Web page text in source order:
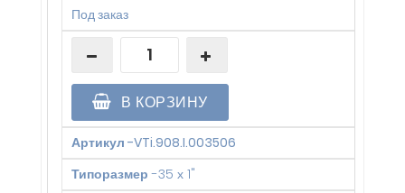
Под заказ
В КОРЗИНУ
Артикул -VTi.908.I.003506
Типоразмер -35 х 1"